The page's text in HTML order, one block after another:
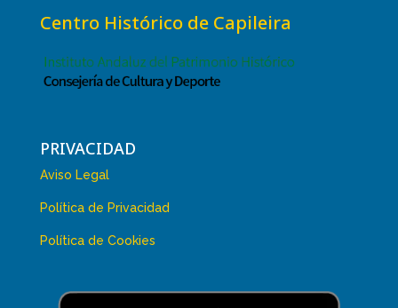
Centro Histórico de Capileira
PRIVACIDAD
Aviso Legal
Política de Privacidad
Política de Cookies